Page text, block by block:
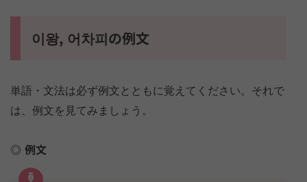
이왕, 어차피の例文
単語・文法は必ず例文とともに覚えてください。それで
は、例文を見てみましょう。
例文